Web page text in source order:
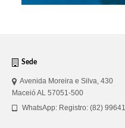
Sede
Avenida Moreira e Silva, 430
Maceió AL 57051-500
WhatsApp: Registro: (82)